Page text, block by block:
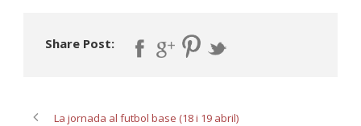
Share Post:
La jornada al futbol base (18 i 19 abril)